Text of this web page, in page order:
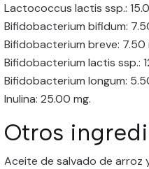
Lactococcus lactis ssp.:
Bifidobacterium bifidum:
Bifidobacterium breve: 7.50
Bifidobacterium lactis ssp.:
Bifidobacterium longum:
Inulina: 25.00 mg.
Otros
Aceite de salvado de arroz